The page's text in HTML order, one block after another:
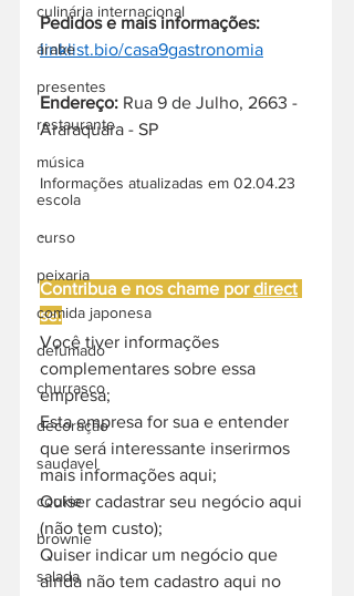
culinária internacional
árabe
presentes
restaurante
música
escola
curso
peixaria
comida japonesa
defumado
churrasco
decoração
saudavel
cookie
brownie
salada
Pedidos e mais informações:
linklist.bio/casa9gastronomia
Endereço: Rua 9 de Julho, 2663 -
Araraquara - SP
Informações atualizadas em 02.04.23
-
Contribua e nos chame por direct
se:
Você tiver informações
complementares sobre essa
empresa;
Esta empresa for sua e entender
que será interessante inserirmos
mais informações aqui;
Quiser cadastrar seu negócio aqui
(não tem custo);
Quiser indicar um negócio que
ainda não tem cadastro aqui no